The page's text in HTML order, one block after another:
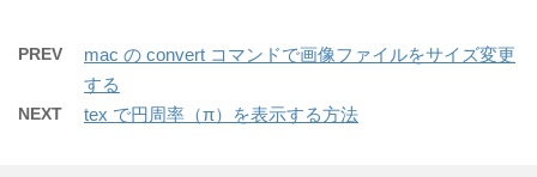
PREV
mac の convert コマンドで画像ファイルをサイズ変更
する
NEXT tex で円周率（π）を表示する方法